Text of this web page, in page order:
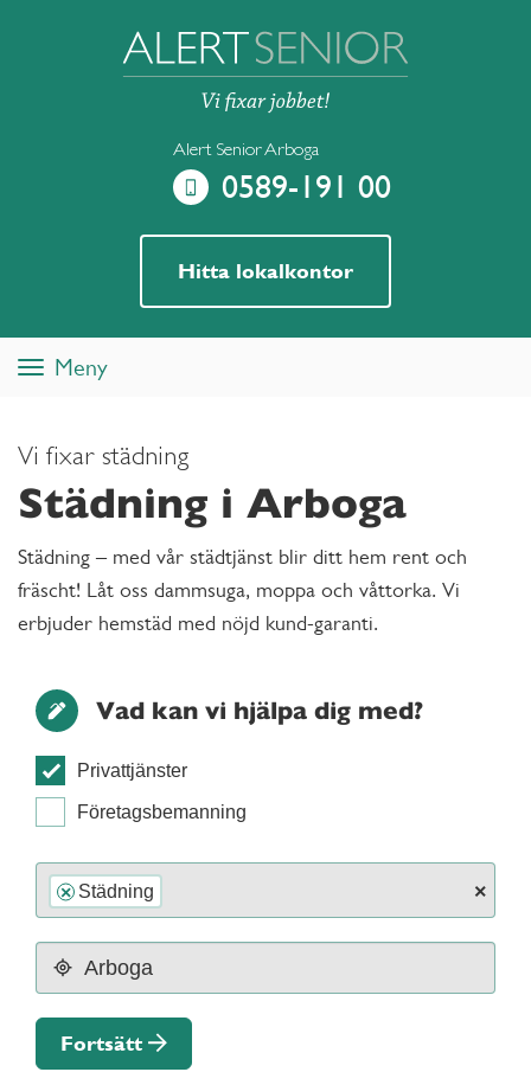
Alert Senior Arboga
0589-191 00
Hitta lokalkontor
ToggleMeny
Vi fixar städning
Städning i Arboga
Städning – med vår städtjänst blir ditt hem rent och
fräscht! Låt oss dammsuga, moppa och våttorka. Vi
erbjuder hemstäd med nöjd kund-garanti.
Vad kan vi hjälpa dig med?
Privattjänster
Företagsbemanning
×
× Städning
Fortsätt